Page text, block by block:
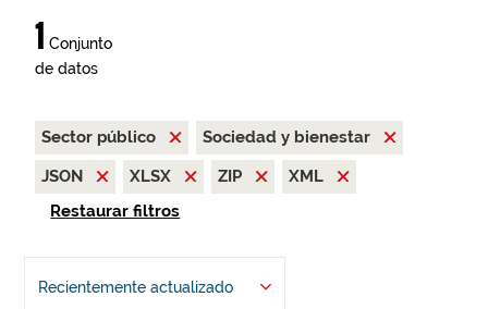
1 Conjunto
de datos
Sector público
Sociedad y bienestar
JSON
XLSX ZIP
XML
Restaurar filtros
Recientemente actualizado